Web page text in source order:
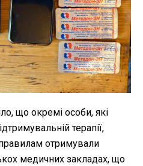
що окремі особи, які
терапії,
отримували
медичних закладах, що